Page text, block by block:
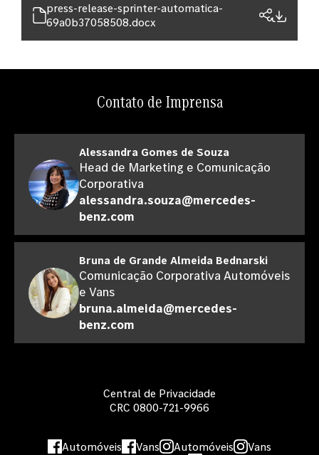
press-release-sprinter-automatica-
69a0b37058508.docx
Contato de Imprensa
Alessandra Gomes de Souza
Head de Marketing e Comunicação
Corporativa
alessandra.souza@mercedes-
benz.com
Bruna de Grande Almeida Bednarski
Comunicação Corporativa Automóveis
e Vans
bruna.almeida@mercedes-
benz.com
Central de Privacidade
CRC 0800-721-9966
Automóveis Vans Automóveis
Vans